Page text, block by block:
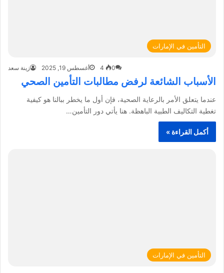
التأمين في الإمارات
زينة سعد أغسطس 19, 2025 0
الأسباب الشائعة لرفض مطالبات التأمين الصحي
عندما يتعلق الأمر بالرعاية الصحية، فإن أول ما يخطر ببالنا هو كيفية
تغطية التكاليف الطبية الباهظة. هنا يأتي دور التأمين…
أكمل القراءة »
التأمين في الإمارات